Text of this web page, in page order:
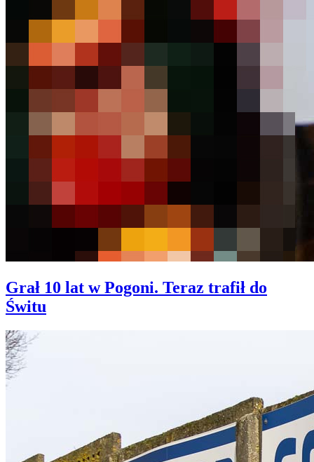
Grał 10 lat w Pogoni. Teraz trafił do
Świtu